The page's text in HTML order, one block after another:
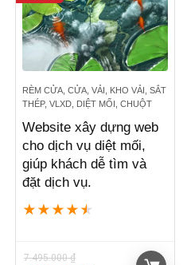
RÈM CỬA, CỬA, VẢI, KHO VẢI, SẮT
THÉP, VLXD, DIỆT MỐI, CHUỘT
Website xây dựng web
cho dịch vụ diệt mối,
giúp khách dễ tìm và
đặt dịch vụ.
★ ★ ★ ★ ★
7.495.000₫